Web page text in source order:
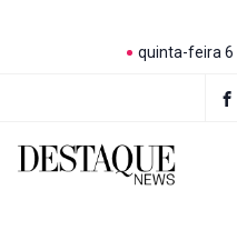
quinta-feira 6